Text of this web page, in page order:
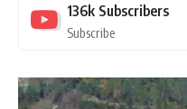
136k Subscribers
Subscribe